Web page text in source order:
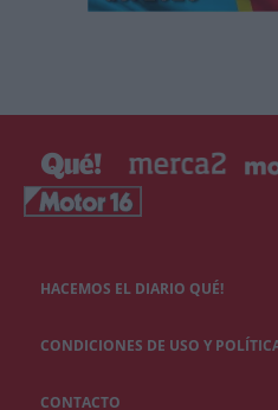
HACEMOS EL DIARIO QUÉ!
CONDICIONES DE USO Y
CONTACTO